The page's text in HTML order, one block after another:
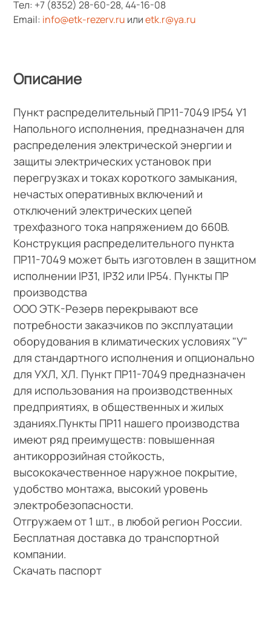
Тел: +7 (8352) 28-60-28,44-16-08
Email: info@etk-rezerv.ru илиetk.r@ya.ru
Описание
Пункт распределительный ПР11-7049 IP54 У1
Напольного исполнения, предназначен для
распределения электрической энергии и
защиты электрических установок при
перегрузках и токах короткого замыкания,
нечастых оперативных включений и
отключений электрических цепей
трехфазного тока напряжением до 660В.
Конструкция распределительного пункта
ПР11-7049 может быть изготовлен в защитном
исполнении IP31, IP32 или IP54. Пункты ПР
производства
ООО ЭТК-Резерв перекрывают все
потребности заказчиков по эксплуатации
оборудования в климатических условиях "У"
для стандартного исполнения и опционально
для УХЛ, ХЛ. Пункт ПР11-7049 предназначен
для использования на производственных
предприятиях, в общественных и жилых
зданиях.Пункты ПР11 нашего производства
имеют ряд преимуществ: повышенная
антикоррозийная стойкость,
высококачественное наружное покрытие,
удобство монтажа, высокий уровень
электробезопасности.
Отгружаем от 1 шт., в любой регион России.
Бесплатная доставка до транспортной
компании.
Скачать паспорт